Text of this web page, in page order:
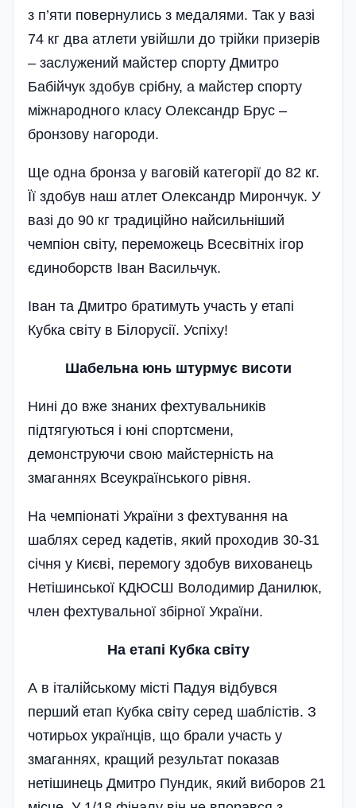
з п’яти повернулись з медалями. Так у вазі
74 кг два атлети увійшли до трійки призерів
– заслужений майстер спорту Дмитро
Бабійчук здобув срібну, а майстер спорту
міжнародного класу Олександр Брус –
бронзову нагороди.
Ще одна бронза у ваговій категорії до 82 кг.
Її здобув наш атлет Олександр Мирончук. У
вазі до 90 кг традиційно найсильніший
чемпіон світу, переможець Всесвітніх ігор
єдиноборств Іван Васильчук.
Іван та Дмитро братимуть участь у етапі
Кубка світу в Білорусії. Успіху!
Шабельна юнь штурмуєвисоти
Нині до вже знаних фехтувальників
підтягуються і юні спортсмени,
демонструючи свою майстерність на
змаганнях Всеукраїнського рівня.
На чемпіонаті України з фехтування на
шаблях серед кадетів, який проходив 30-31
січня у Києві, перемогу здобув вихованець
Нетішинської КДЮСШ Володимир Данилюк,
член фехтувальної збірної України.
На етапі Кубка світу
А в італійському місті Падуя відбувся
перший етап Кубка світу серед шаблістів. З
чотирьох українців, що брали участь у
змаганнях, кращий результат показав
нетішинець Дмитро Пундик, який виборов 21